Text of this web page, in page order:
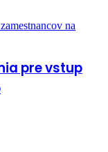
na
pre vstup